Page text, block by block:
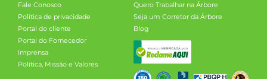
Fale Conosco
Política de privacidade
Portal do cliente
Portal do Fornecedor
Imprensa
Política, Missão e Valores
Quero Trabalhar na Árbore
Seja um Corretor da Árbore
Blog